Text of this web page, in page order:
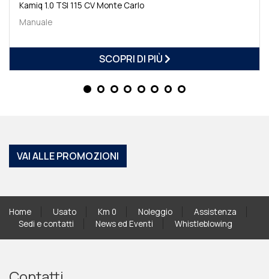
Kamiq 1.0 TSI 115 CV Monte Carlo
Manuale
SCOPRI DI PIÙ
VAI ALLE PROMOZIONI
Home Usato Km 0 Noleggio
Assistenza
Sedi e contatti
News ed Eventi Whistleblowing